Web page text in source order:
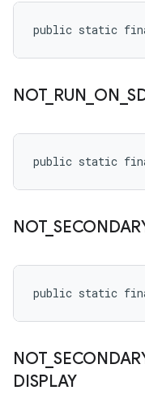
public static
NOT_ RUN ON _
public static
NOT_
public static
NOT_
DISPLAY